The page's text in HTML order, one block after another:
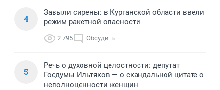
4
Завыли сирены: в Курганской области ввели
режим ракетной опасности
2 795 Обсудить
5
Речь о духовной целостности: депутат
Госдумы Ильтяков — о скандальной цитате о
неполноценности женщин